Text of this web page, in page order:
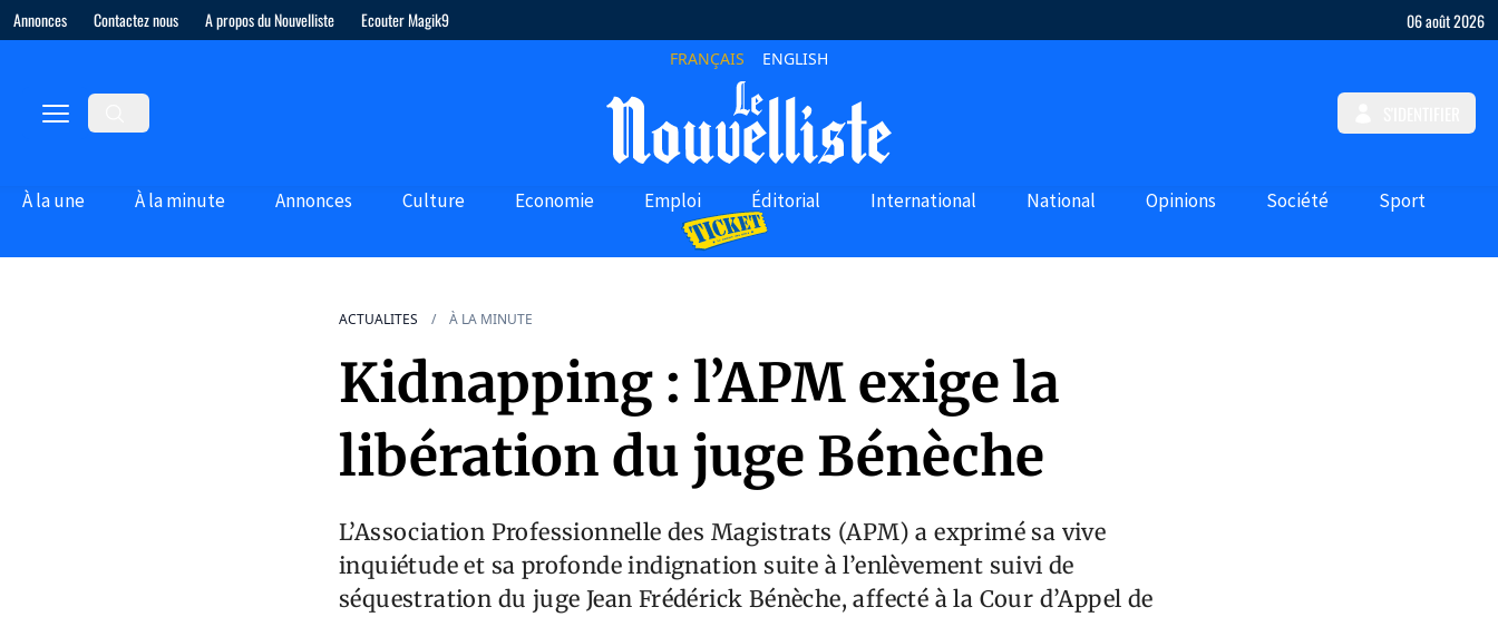
Annonces Contactez nous A propos du Nouvelliste Ecouter Magik9 06 août 2026
FRANÇAIS ENGLISH
À la une À la minute Annonces Culture Economie Emploi Éditorial International National Opinions Société Sport
ACTUALITES À LA MINUTE
Kidnapping : l’APM exige la
libération du juge Bénèche
L’Association Professionnelle des Magistrats (APM) a exprimé sa vive
inquiétude et sa profonde indignation suite à l’enlèvement suivi de
séquestration du juge Jean Frédérick Bénèche, affecté à la Cour d’Appel de